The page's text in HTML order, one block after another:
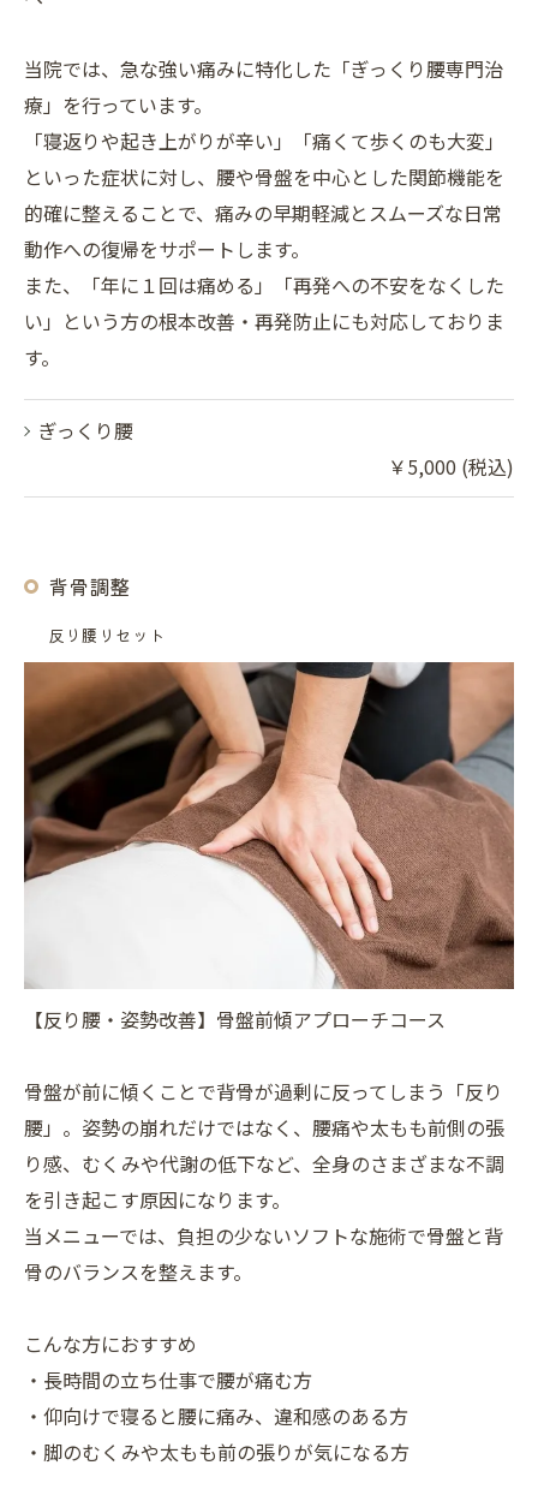
当院では、急な強い痛みに特化した「ぎっくり腰専門治
療」を行っています。
「寝返りや起き上がりが辛い」「痛くて歩くのも大変」
といった症状に対し、腰や骨盤を中心とした関節機能を
的確に整えることで、痛みの早期軽減とスムーズな日常
動作への復帰をサポートします。
また、「年に１回は痛める」「再発への不安をなくした
い」という方の根本改善・再発防止にも対応しておりま
す。
ぎっくり腰
￥5,000 (税込)
背骨調整
反り腰リセット
【反り腰・姿勢改善】骨盤前傾アプローチコース
骨盤が前に傾くことで背骨が過剰に反ってしまう「反り
腰」。姿勢の崩れだけではなく、腰痛や太もも前側の張
り感、むくみや代謝の低下など、全身のさまざまな不調
を引き起こす原因になります。
当メニューでは、負担の少ないソフトな施術で骨盤と背
骨のバランスを整えます。
こんな方におすすめ
・長時間の立ち仕事で腰が痛む方
・仰向けで寝ると腰に痛み、違和感のある方
・脚のむくみや太もも前の張りが気になる方